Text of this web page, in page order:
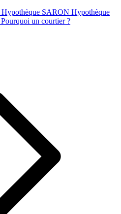
Hypothèque SARON Hypothèque
Pourquoi un courtier ?